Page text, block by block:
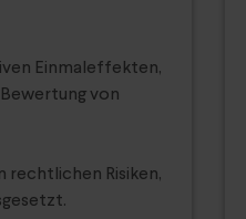
Einmaleffekten,
von
rechtlichen Risiken,